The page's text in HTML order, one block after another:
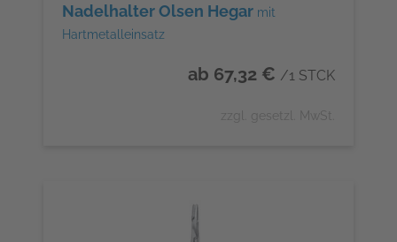
Nadelhalter Olsen Hegar mit
Hartmetalleinsatz
ab 67,32 € /1 STCK
zzgl. gesetzl. MwSt.